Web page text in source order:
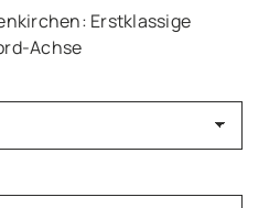
Erstklassige
Achse